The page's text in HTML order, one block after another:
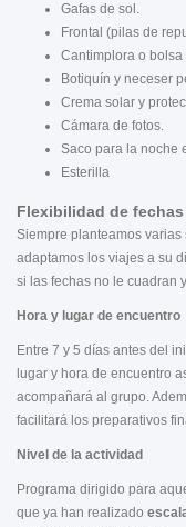
Gafas de sol.
Frontal (pilas de
Cantimplora o
Botiquín y neceser
Crema solar y
Cámara de fotos.
Saco para la noche
Esterilla
Flexibilidad de fechas
Siempre planteamos
adaptamos los viajes a su
si las fechas no le cuadran
Hora y lugar de encuentro
Entre 7 y 5 días antes del
lugar y hora de encuentro
acompañará al grupo.
facilitará los preparativos
Nivel de la actividad
Programa dirigido para
que ya han realizado